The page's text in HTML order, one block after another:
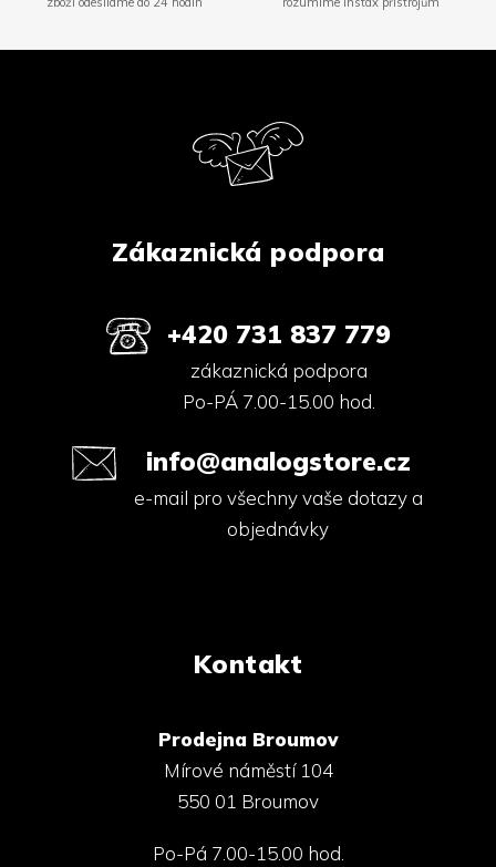
Zákaznická podpora
+420 731 837 779
zákaznická podpora
Po-PÁ 7.00-15.00 hod.
info@analogstore.cz
e-mail pro všechny vaše dotazy a
objednávky
Kontakt
Prodejna Broumov
Mírové náměstí 104
550 01 Broumov
Po-Pá 7.00-15.00 hod.